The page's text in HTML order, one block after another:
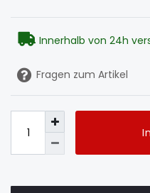
Innerhalb von 24h
Fragen zum Artikel